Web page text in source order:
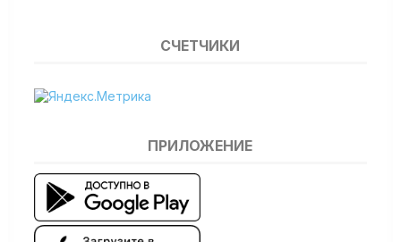
СЧЕТЧИКИ
ПРИЛОЖЕНИЕ